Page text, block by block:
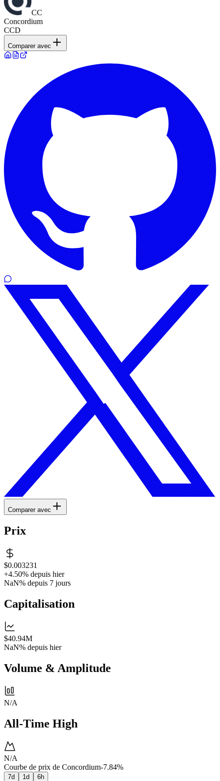
CC
Concordium
CCD
Comparer avec
Comparer avec
Prix
$0.003231
+4.50% depuis hier
NaN% depuis 7 jours
Capitalisation
$40.94M
NaN% depuis hier
Volume & Amplitude
N/A
All-Time High
N/A
Courbe de prix de Concordium-7.84%
7d 1d 6h